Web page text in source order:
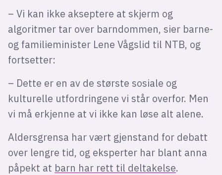
– Vi kan ikke akseptere at skjerm og
algoritmer tar over barndommen, sier barne-
og familieminister Lene Vågslid til NTB, og
fortsetter:
– Dette er en av de største sosiale og
kulturelle utfordringene vi står overfor. Men
vi må erkjenne at vi ikke kan løse alt alene.
Aldersgrensa har vært gjenstand for debatt
over lengre tid, og eksperter har blant anna
påpekt at barn har rett til deltakelse.